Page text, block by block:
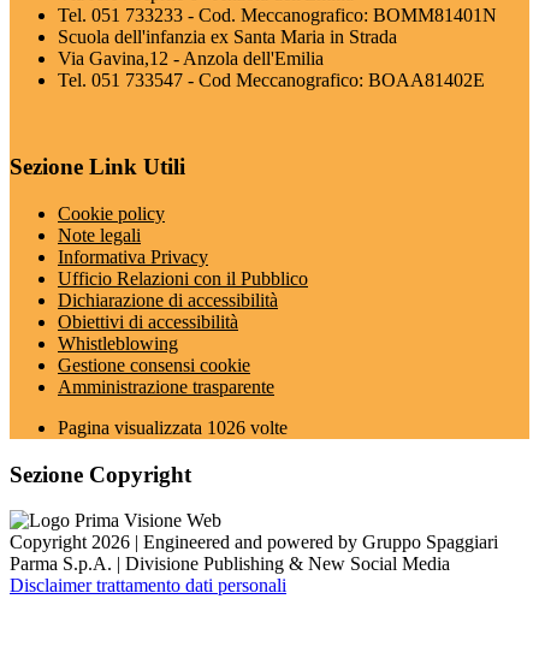
Tel. 051 733233 - Cod. Meccanografico: BOMM81401N
Scuola dell'infanzia ex Santa Maria in Strada
Via Gavina,12 - Anzola dell'Emilia
Tel. 051 733547 - Cod Meccanografico: BOAA81402E
Sezione Link Utili
Cookie policy
Note legali
Informativa Privacy
Ufficio Relazioni con il Pubblico
Dichiarazione di accessibilità
Obiettivi di accessibilità
Whistleblowing
Gestione consensi cookie
Amministrazione trasparente
Pagina visualizzata 1026 volte
Sezione Copyright
Copyright 2026 | Engineered and powered by Gruppo Spaggiari
Parma S.p.A. | Divisione Publishing & New Social Media
Disclaimer trattamento dati personali